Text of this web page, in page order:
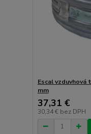
Escal vzduvhová
mm
37,31 €
30,34 € bez DPH